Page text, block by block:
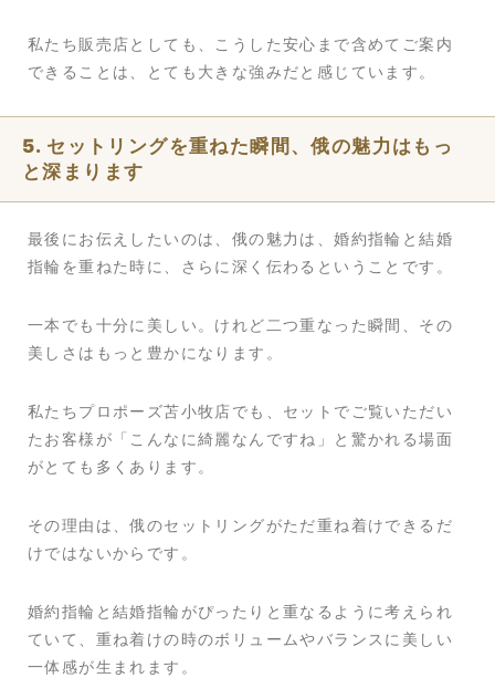
私たち販売店としても、こうした安心まで含めてご案内
できることは、とても大きな強みだと感じています。
5. セットリングを重ねた瞬間、俄の魅力はもっ
と深まります
最後にお伝えしたいのは、俄の魅力は、婚約指輪と結婚
指輪を重ねた時に、さらに深く伝わるということです。
一本でも十分に美しい。けれど二つ重なった瞬間、その
美しさはもっと豊かになります。
私たちプロポーズ苫小牧店でも、セットでご覧いただい
たお客様が「こんなに綺麗なんですね」と驚かれる場面
がとても多くあります。
その理由は、俄のセットリングがただ重ね着けできるだ
けではないからです。
婚約指輪と結婚指輪がぴったりと重なるように考えられ
ていて、重ね着けの時のボリュームやバランスに美しい
一体感が生まれます。